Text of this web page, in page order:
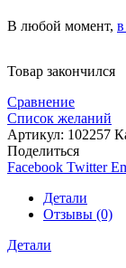
В любой момент,
Товар закончился
Сравнение
Список желаний
Артикул: 102257
Поделиться
Facebook Twitter
Детали
Отзывы (0)
Детали